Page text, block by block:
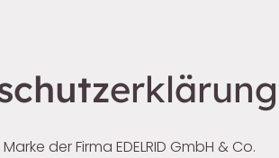
Zurücksetzen
erklärung
der Firma EDELRID GmbH & Co.